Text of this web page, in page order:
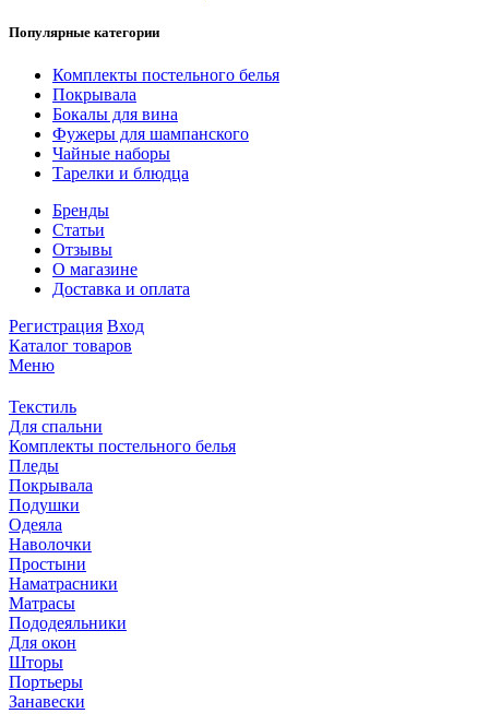
Популярные категории
Комплекты постельного белья
Покрывала
Бокалы для вина
Фужеры для шампанского
Чайные наборы
Тарелки и блюдца
Бренды
Статьи
Отзывы
О магазине
Доставка и оплата
Регистрация Вход
Каталог товаров
Меню
Текстиль
Для спальни
Комплекты постельного белья
Пледы
Покрывала
Подушки
Одеяла
Наволочки
Простыни
Наматрасники
Матрасы
Пододеяльники
Для окон
Шторы
Портьеры
Занавески